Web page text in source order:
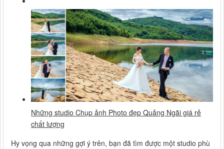
Những studio Chụp ảnh Photo đẹp Quảng Ngãi giá rẻ
chất lượng
Hy vọng qua những gợi ý trên, bạn đã tìm được một studio phù